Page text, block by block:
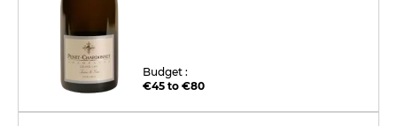
Budget :
€45 to €80